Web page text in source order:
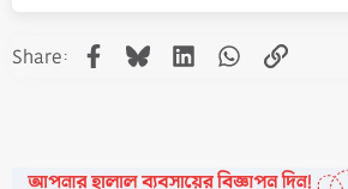
Share: Facebook
BlueskyLinkedInWhatsApp
Link